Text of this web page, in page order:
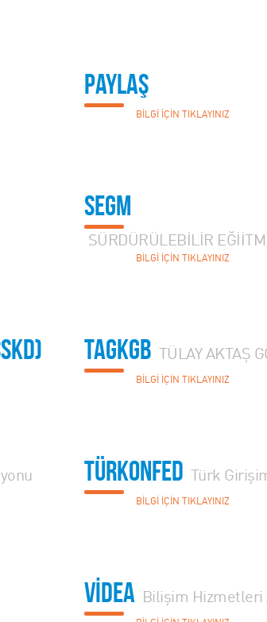
PAYLAŞ
BİLGİ İÇİN TIKLAYINIZ
SEGM
SÜRDÜRÜLEBİLİR
BİLGİ İÇİN TIKLAYINIZ
TAGKGB TÜLAY AKTAŞ
BİLGİ İÇİN TIKLAYINIZ
TÜRKONFED Türk
BİLGİ İÇİN TIKLAYINIZ
VİDEA Bilişim Hizmetleri